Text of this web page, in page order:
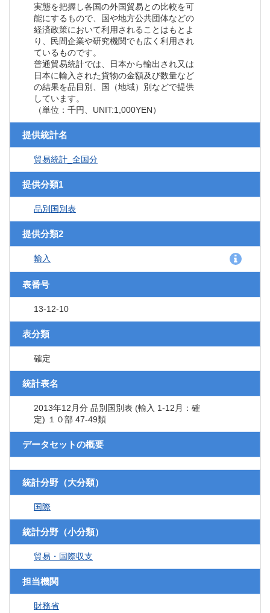
実態を把握し各国の外国貿易との比較を可
能にするもので、国や地方公共団体などの
経済政策において利用されることはもとよ
り、民間企業や研究機関でも広く利用され
ているものです。
普通貿易統計では、日本から輸出され又は
日本に輸入された貨物の金額及び数量など
の結果を品目別、国（地域）別などで提供
しています。
（単位：千円、UNIT:1,000YEN）
提供統計名
貿易統計_全国分
提供分類1
品別国別表
提供分類2
輸入
表番号
13-12-10
表分類
確定
統計表名
2013年12月分 品別国別表 (輸入 1-12月：確
定) １０部 47-49類
データセットの概要
統計分野（大分類）
国際
統計分野（小分類）
貿易・国際収支
担当機関
財務省